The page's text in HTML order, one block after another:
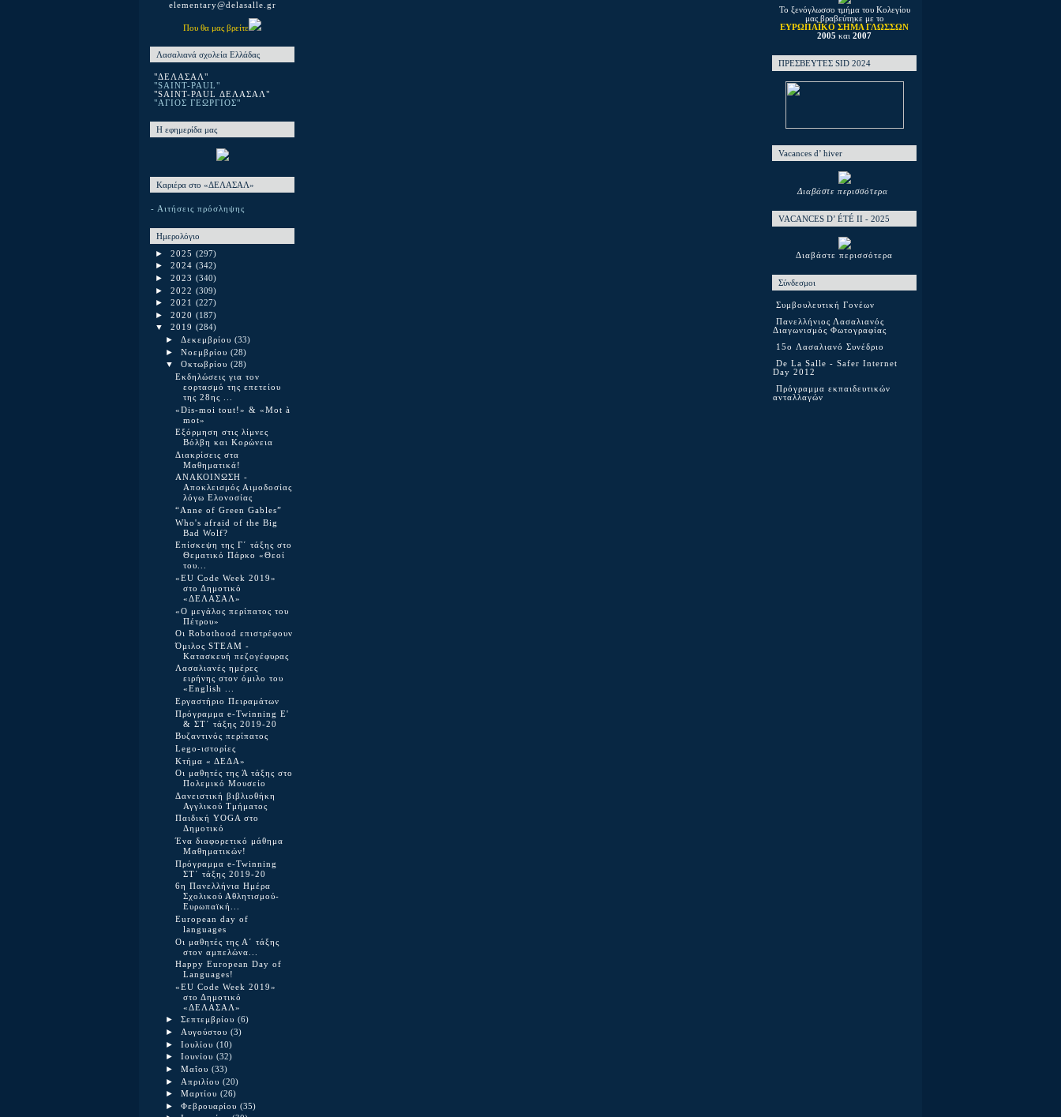
elementary@delasalle.gr
Που θα μας βρείτε
Λασαλιανά σχολεία Ελλάδας
"ΔΕΛΑΣΑΛ"
"SAINT-PAUL"
"SAINT-PAUL ΔΕΛΑΣΑΛ"
"ΑΓΙΟΣ ΓΕΩΡΓΙΟΣ"
Η εφημερίδα μας
Καριέρα στο «ΔΕΛΑΣΑΛ»
- Αιτήσεις πρόσληψης
Ημερολόγιο
► 2025 (297)
► 2024 (342)
► 2023 (340)
► 2022 (309)
► 2021 (227)
► 2020 (187)
▼ 2019 (284)
► Δεκεμβρίου (33)
► Νοεμβρίου (28)
▼ Οκτωβρίου (28)
Εκδηλώσεις για τον
εορτασμό της επετείου
της 28ης ...
«Dis-moi tout!» & «Mot à
mot»
Εξόρμηση στις λίμνες
Βόλβη και Κορώνεια
Διακρίσεις στα
Μαθηματικά!
ΑΝΑΚΟΙΝΩΣΗ -
Αποκλεισμός Αιμοδοσίας
λόγω Ελονοσίας
“Anne of Green Gables”
Who's afraid of the Big
Bad Wolf?
Επίσκεψη της Γ΄ τάξης στο
Θεματικό Πάρκο «Θεοί
του...
«EU Code Week 2019»
στο Δημοτικό
«ΔΕΛΑΣΑΛ»
«Ο μεγάλος περίπατος του
Πέτρου»
Οι Robothood επιστρέφουν
Όμιλος STEAM -
Κατασκευή πεζογέφυρας
Λασαλιανές ημέρες
ειρήνης στον όμιλο του
«English ...
Εργαστήριο Πειραμάτων
Πρόγραμμα e-Twinning Ε'
& ΣΤ΄ τάξης 2019-20
Βυζαντινός περίπατος
Lego-ιστορίες
Κτήμα « ΔΕΔΑ»
Οι μαθητές της Ά τάξης στο
Πολεμικό Μουσείο
Δανειστική βιβλιοθήκη
Αγγλικού Τμήματος
Παιδική YOGA στο
Δημοτικό
Ένα διαφορετικό μάθημα
Μαθηματικών!
Πρόγραμμα e-Twinning
ΣΤ΄ τάξης 2019-20
6η Πανελλήνια Ημέρα
Σχολικού Αθλητισμού-
Ευρωπαϊκή...
European day of
languages
Οι μαθητές της Α΄ τάξης
στον αμπελώνα...
Happy European Day of
Languages!
«EU Code Week 2019»
στο Δημοτικό
«ΔΕΛΑΣΑΛ»
► Σεπτεμβρίου (6)
► Αυγούστου (3)
► Ιουλίου (10)
► Ιουνίου (32)
► Μαΐου (33)
► Απριλίου (20)
► Μαρτίου (26)
► Φεβρουαρίου (35)
Το ξενόγλωσσο τμήμα του Κολεγίου
μας βραβεύτηκε με το
ΕΥΡΩΠΑΪΚΟ ΣΗΜΑ ΓΛΩΣΣΩΝ
2005 και 2007
ΠΡΕΣΒΕΥΤΕΣ SID 2024
Vacances d’ hiver
Διαβάστε περισσότερα
VACANCES D’ ÉTÉ ΙΙ - 2025
Διαβάστε περισσότερα
Σύνδεσμοι
Συμβουλευτική Γονέων
Πανελλήνιος Λασαλιανός
Διαγωνισμός Φωτογραφίας
15o Λασαλιανό Συνέδριο
De La Salle - Safer Internet
Day 2012
Πρόγραμμα εκπαιδευτικών
ανταλλαγών